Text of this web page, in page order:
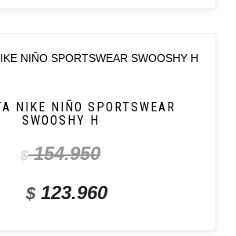
NIKE NIÑO SPORTSWEAR
SWOOSHY H
$154.950
$123.960